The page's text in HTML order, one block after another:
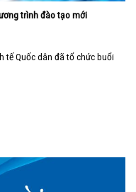
trình đào tạo mới
tế Quốc dân đã tổ chức buổi